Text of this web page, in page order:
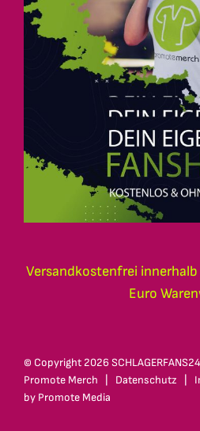
Versandkostenfrei
Euro
© Copyright 2026
Promote Merch
Datenschutz
by Promote Media